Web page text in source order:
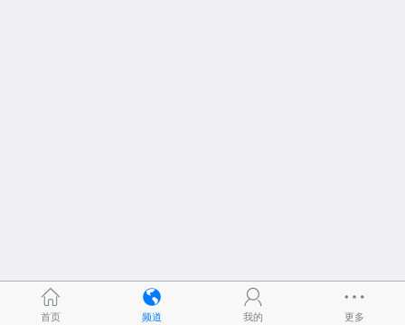
首页 频道 我的 更多